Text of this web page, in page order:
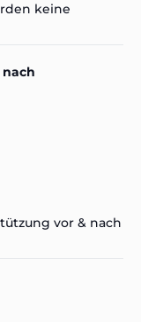
keine
vor & nach